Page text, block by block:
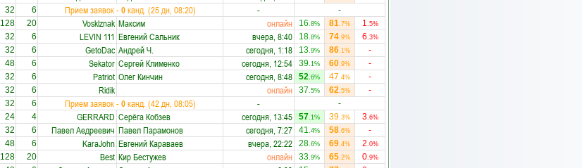
32 6 Прием заявок -0канд. (25 дн, 08:20) -
-
128 20 Vosklznak Максим онлайн 16.8% 81.7% 1.5%
32 6 LEVIN 111 Евгений Сальник вчера, 8:40 18.8% 74.9% 6.3%
32 6 GetoDac Андрей Ч. сегодня, 1:18 13.9% 86.1%
-
48 6 Sekator Сергей Клименко сегодня, 12:54 39.1% 60.9%
-
32 6 Patriot Олег Кинчин сегодня, 8:48 52.6% 47.4%
-
32 6 Ridik онлайн 37.5% 62.5%
-
32 6 Прием заявок -0канд. (42 дн, 08:05) -
-
24 4 GERRARD Серёга Кобзев сегодня, 13:45 57.1% 39.3% 3.6%
32 6 Павел Аедреевич Павел Парамонов сегодня, 7:27 41.4% 58.6%
-
48 6 KaraJohn Евгений Караваев вчера, 22:22 28.6% 69.4% 2.0%
128 20 Best Кир Бестужев онлайн 33.9% 65.2% 0.9%